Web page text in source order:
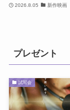
2026.8.05 新作映画
プレゼント
試写会